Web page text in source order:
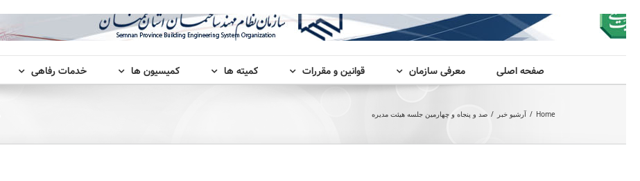
صفحه اصلی معرفی سازمان قوانین و مقررات کمیته ها کمیسیون ها خدمات رفاهی
Home
/ آرشیو خبر / صد و پنجاه و چهارمین جلسه هیئت مدیره